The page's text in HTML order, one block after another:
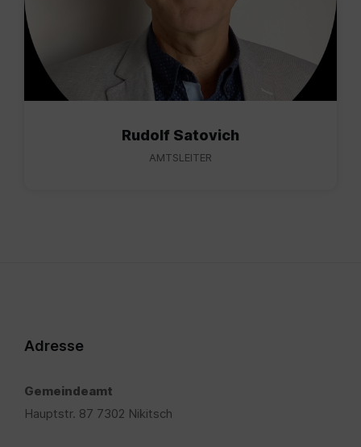
Rudolf Satovich
AMTSLEITER
Adresse
Gemeindeamt
Hauptstr. 87 7302 Nikitsch